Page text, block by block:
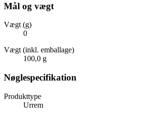
Mål og vægt
Vægt (g)
0
Vægt (inkl. emballage)
100,0 g
Nøglespecifikation
Produkttype
Urrem